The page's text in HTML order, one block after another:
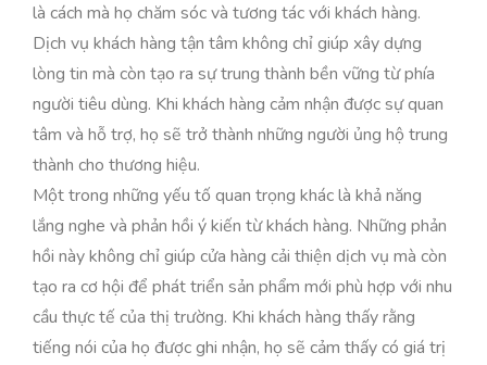
là cách mà họ chăm sóc và tương tác với khách hàng.
Dịch vụ khách hàng tận tâm không chỉ giúp xây dựng
lòng tin mà còn tạo ra sự trung thành bền vững từ phía
người tiêu dùng. Khi khách hàng cảm nhận được sự quan
tâm và hỗ trợ, họ sẽ trở thành những người ủng hộ trung
thành cho thương hiệu.
Một trong những yếu tố quan trọng khác là khả năng
lắng nghe và phản hồi ý kiến từ khách hàng. Những phản
hồi này không chỉ giúp cửa hàng cải thiện dịch vụ mà còn
tạo ra cơ hội để phát triển sản phẩm mới phù hợp với nhu
cầu thực tế của thị trường. Khi khách hàng thấy rằng
tiếng nói của họ được ghi nhận, họ sẽ cảm thấy có giá trị